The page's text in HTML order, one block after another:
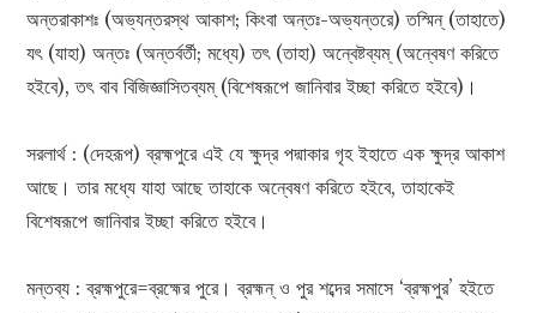
অন্তরাকাশঃ (অভ্যন্তরস্থ আকাশ; কিংবা অন্তঃ-অভ্যন্তরে) তস্মিন্ (তাহাতে)
যৎ (যাহা) অন্তঃ (অন্তর্বর্তী; মধ্যে) তৎ (তাহা) অন্বেষ্টব্যম্ (অন্বেষণ করিতে
হইবে), তৎ বাব বিজিজ্ঞাসিতব্যম্ (বিশেষরূপে জানিবার ইচ্ছা করিতে হইবে)।
সরলার্থ : (দেহরূপ) ব্রহ্মপুরে এই যে ক্ষুদ্র পদ্মাকার গৃহ ইহাতে এক ক্ষুদ্র আকাশ
আছে। তার মধ্যে যাহা আছে তাহাকে অন্বেষণ করিতে হইবে, তাহাকেই
বিশেষরূপে জানিবার ইচ্ছা করিতে হইবে।
মন্তব্য : ব্রহ্মপুরে=ব্রহ্মের পুরে। ব্রহ্মন্ ও পুর শব্দের সমাসে ‘ব্রহ্মপুর’ হইতে